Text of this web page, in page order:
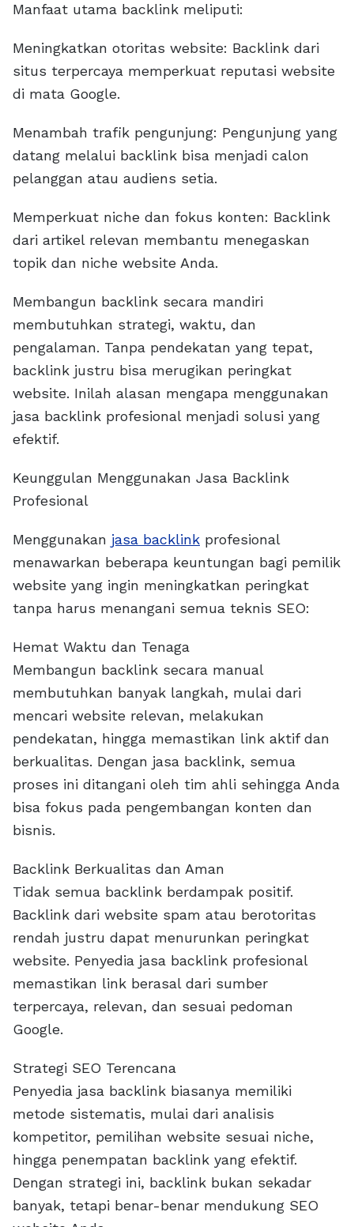
Manfaat utama backlink meliputi:
Meningkatkan otoritas website: Backlink dari
situs terpercaya memperkuat reputasi website
di mata Google.
Menambah trafik pengunjung: Pengunjung yang
datang melalui backlink bisa menjadi calon
pelanggan atau audiens setia.
Memperkuat niche dan fokus konten: Backlink
dari artikel relevan membantu menegaskan
topik dan niche website Anda.
Membangun backlink secara mandiri
membutuhkan strategi, waktu, dan
pengalaman. Tanpa pendekatan yang tepat,
backlink justru bisa merugikan peringkat
website. Inilah alasan mengapa menggunakan
jasa backlink profesional menjadi solusi yang
efektif.
Keunggulan Menggunakan Jasa Backlink
Profesional
Menggunakan jasa backlink profesional
menawarkan beberapa keuntungan bagi pemilik
website yang ingin meningkatkan peringkat
tanpa harus menangani semua teknis SEO:
Hemat Waktu dan Tenaga
Membangun backlink secara manual
membutuhkan banyak langkah, mulai dari
mencari website relevan, melakukan
pendekatan, hingga memastikan link aktif dan
berkualitas. Dengan jasa backlink, semua
proses ini ditangani oleh tim ahli sehingga Anda
bisa fokus pada pengembangan konten dan
bisnis.
Backlink Berkualitas dan Aman
Tidak semua backlink berdampak positif.
Backlink dari website spam atau berotoritas
rendah justru dapat menurunkan peringkat
website. Penyedia jasa backlink profesional
memastikan link berasal dari sumber
terpercaya, relevan, dan sesuai pedoman
Google.
Strategi SEO Terencana
Penyedia jasa backlink biasanya memiliki
metode sistematis, mulai dari analisis
kompetitor, pemilihan website sesuai niche,
hingga penempatan backlink yang efektif.
Dengan strategi ini, backlink bukan sekadar
banyak, tetapi benar-benar mendukung SEO